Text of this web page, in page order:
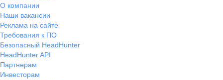
О компании
Наши вакансии
Реклама на сайте
Требования к ПО
Безопасный HeadHunter
HeadHunter API
Партнерам
Инвесторам